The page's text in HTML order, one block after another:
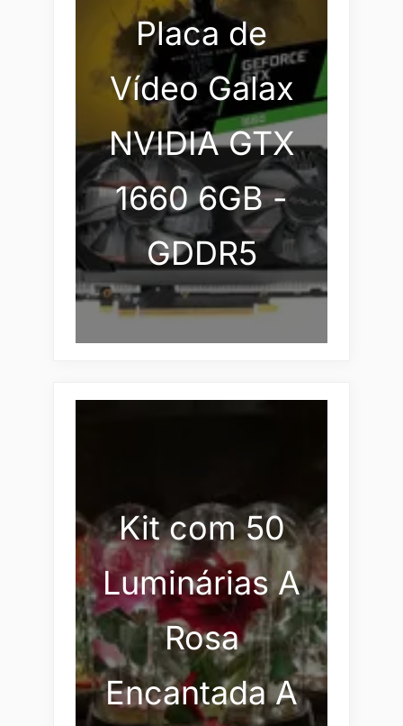
Placa de
Vídeo Galax
NVIDIA GTX
1660 6GB -
GDDR5
Kit com 50
Luminárias A
Rosa
Encantada A